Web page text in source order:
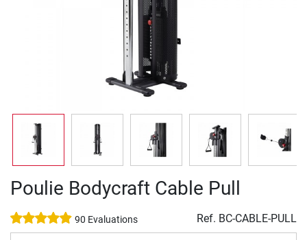
Poulie Bodycraft Cable Pull
90 Evaluations Ref. BC-CABLE-PULL